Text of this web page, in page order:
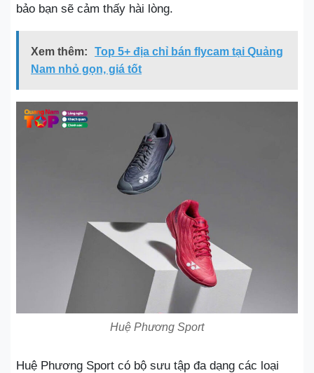
bảo bạn sẽ cảm thấy hài lòng.
Xem thêm:
Top 5+ địa chỉ bán flycam tại Quảng
Nam nhỏ gọn, giá tốt
Huệ Phương Sport
Huệ Phương Sport có bộ sưu tập đa dạng các loại